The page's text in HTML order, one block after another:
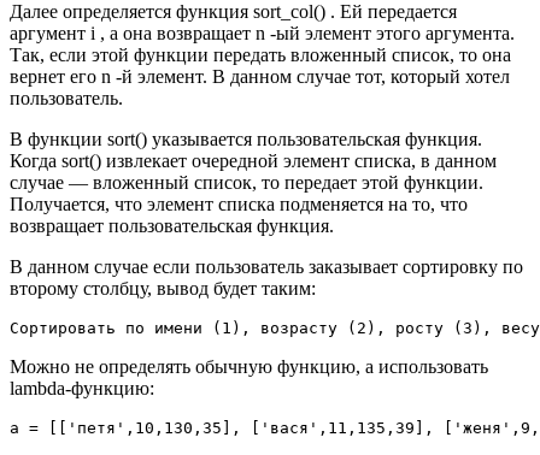
Далее определяется функция sort_col() . Ей передается
аргумент i , а она возвращает n -ый элемент этого аргумента.
Так, если этой функции передать вложенный список, то она
вернет его n -й элемент. В данном случае тот, который хотел
пользователь.
В функции sort() указывается пользовательская функция.
Когда sort() извлекает очередной элемент списка, в данном
случае — вложенный список, то передает этой функции.
Получается, что элемент списка подменяется на то, что
возвращает пользовательская функция.
В данном случае если пользователь заказывает сортировку по
второму столбцу, вывод будет таким:
Сортировать по имени (1), возрасту (2), росту (3),
Можно не определять обычную функцию, а использовать
lambda-функцию:
a = [['петя',10,130,35], ['вася',11,135,39],